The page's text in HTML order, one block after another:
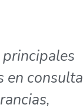
en consulta